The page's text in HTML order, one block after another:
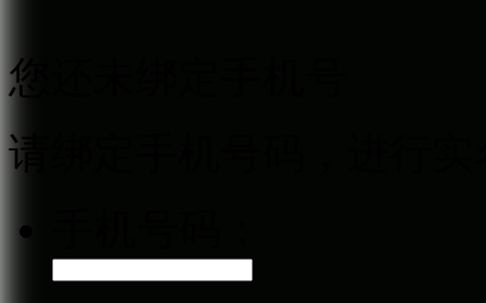
您还未绑定手机号
请绑定手机号码，进行